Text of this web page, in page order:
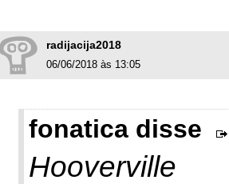
radijacija2018
06/06/2018 às 13:05
fonatica disse
Hooverville